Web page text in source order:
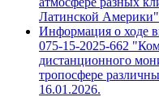
Латинской Америки"
Информация о ходе
075-15-2025-662
дистанционного
тропосфере
16.01.2026.